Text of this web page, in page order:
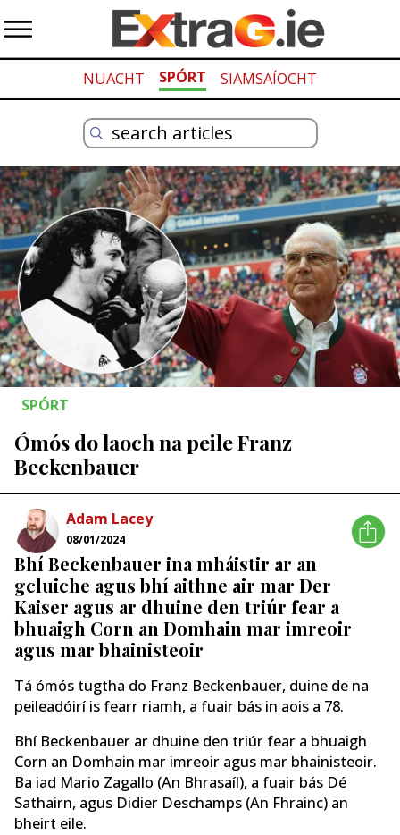
NUACHT SPÓRT SIAMSAÍOCHT
SPÓRT
Ómós do laoch na peile Franz
Beckenbauer
Adam Lacey
08/01/2024
Bhí Beckenbauer ina mháistir ar an
gcluiche agus bhí aithne air mar Der
Kaiser agus ar dhuine den triúr fear a
bhuaigh Corn an Domhain mar imreoir
agus mar bhainisteoir
Tá ómós tugtha do Franz Beckenbauer, duine de na
peileadóirí is fearr riamh, a fuair bás in aois a 78.
Bhí Beckenbauer ar dhuine den triúr fear a bhuaigh
Corn an Domhain mar imreoir agus mar bhainisteoir.
Ba iad Mario Zagallo (An Bhrasaíl), a fuair bás Dé
Sathairn, agus Didier Deschamps (An Fhrainc) an
bheirt eile.